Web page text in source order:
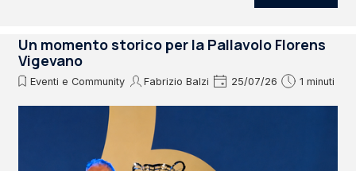
Un momento storico per la Pallavolo Florens
Vigevano
Eventi e Community Fabrizio Balzi 25/07/26 1 minuti